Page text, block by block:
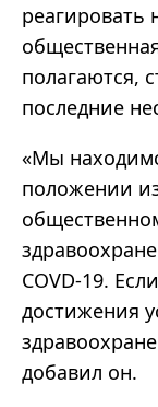
реагировать
полагаются,
последние
«Мы
положении
COVD-19.
достижения
добавил он.